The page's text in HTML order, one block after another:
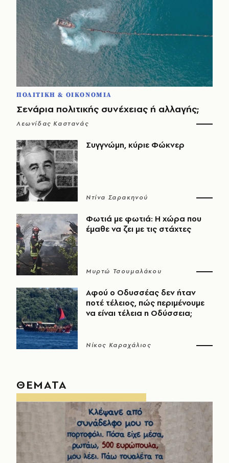
ΠΟΛΙΤΙΚΗ & ΟΙΚΟΝΟΜΙΑ
Σενάρια πολιτικής συνέχειας ή αλλαγής;
Λεωνίδας Καστανάς
Συγγνώμη, κύριε Φώκνερ
Ντίνα Σαρακηνού
Φωτιά με φωτιά: Η χώρα που
έμαθε να ζει με τις στάχτες
Μυρτώ Τσουμαλάκου
Αφού ο Οδυσσέας δεν ήταν
ποτέ τέλειος, πώς περιμένουμε
να είναι τέλεια η Οδύσσεια;
Νίκος Καραχάλιος
ΘΕΜΑΤΑ